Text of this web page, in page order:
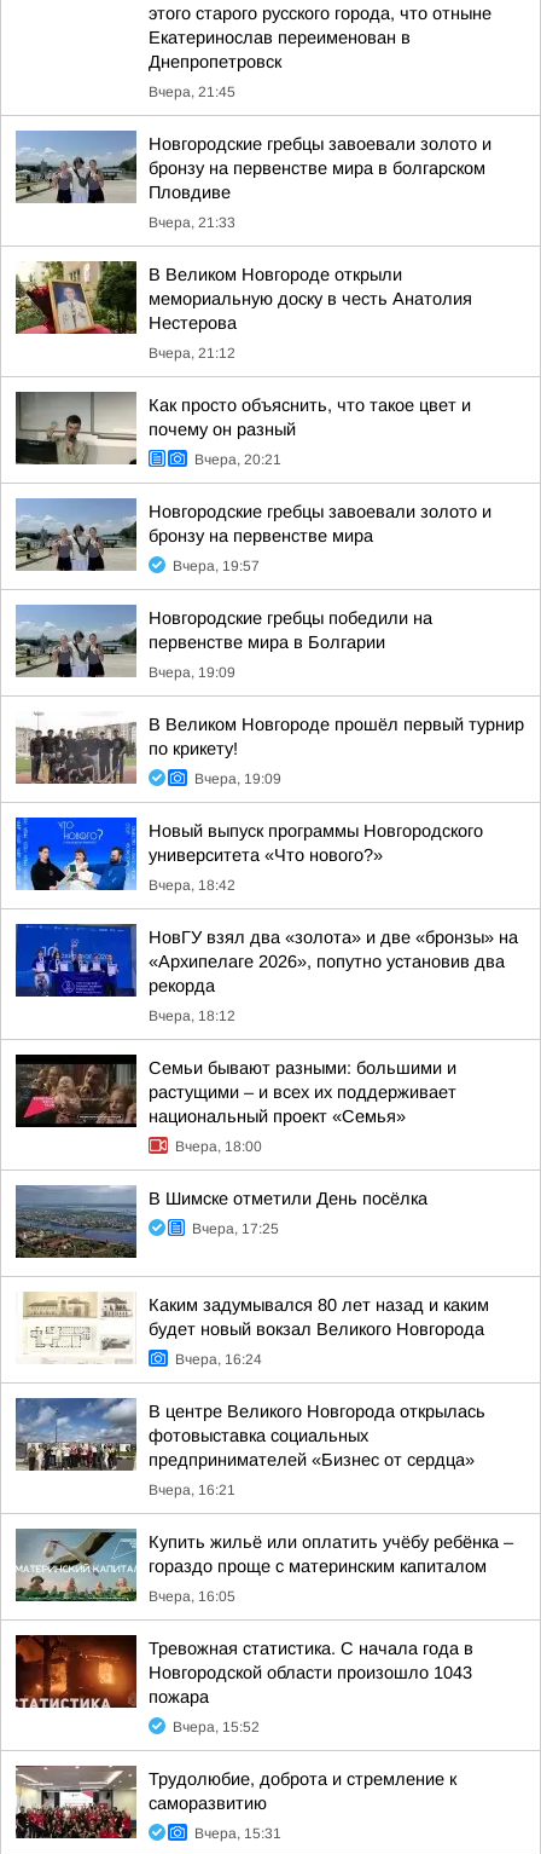
этого старого русского города, что отныне
Екатеринослав переименован в
Днепропетровск
Вчера, 21:45
Новгородские гребцы завоевали золото и
бронзу на первенстве мира в болгарском
Пловдиве
Вчера, 21:33
В Великом Новгороде открыли
мемориальную доску в честь Анатолия
Нестерова
Вчера, 21:12
Как просто объяснить, что такое цвет и
почему он разный
Вчера, 20:21
Новгородские гребцы завоевали золото и
бронзу на первенстве мира
Вчера, 19:57
Новгородские гребцы победили на
первенстве мира в Болгарии
Вчера, 19:09
В Великом Новгороде прошёл первый турнир
по крикету!
Вчера, 19:09
Новый выпуск программы Новгородского
университета «Что нового?»
Вчера, 18:42
НовГУ взял два «золота» и две «бронзы» на
«Архипелаге 2026», попутно установив два
рекорда
Вчера, 18:12
Семьи бывают разными: большими и
растущими – и всех их поддерживает
национальный проект «Семья»
Вчера, 18:00
В Шимске отметили День посёлка
Вчера, 17:25
Каким задумывался 80 лет назад и каким
будет новый вокзал Великого Новгорода
Вчера, 16:24
В центре Великого Новгорода открылась
фотовыставка социальных
предпринимателей «Бизнес от сердца»
Вчера, 16:21
Купить жильё или оплатить учёбу ребёнка –
гораздо проще с материнским капиталом
Вчера, 16:05
Тревожная статистика. С начала года в
Новгородской области произошло 1043
пожара
Вчера, 15:52
Трудолюбие, доброта и стремление к
саморазвитию
Вчера, 15:31